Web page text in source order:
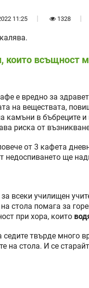
11:25 1328
които всъщност
е вредно за
на веществата,
камъни в бъбреците
риска от
от 3 кафета
недоспиването ще
всеки училищен
стола помага за
при хора, които
седите твърде много
на стола. И се